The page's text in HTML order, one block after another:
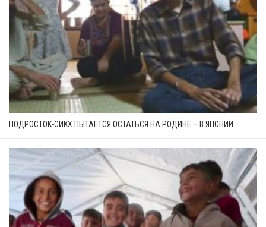
ПОДРОСТОК-СИКХ ПЫТАЕТСЯ ОСТАТЬСЯ НА РОДИНЕ – В ЯПОНИИ